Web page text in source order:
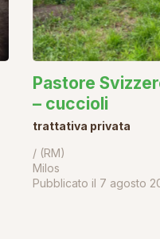
Pastore
– cuccioli
trattativa privata
/ (RM)
Milos
Pubblicato il 7 agosto